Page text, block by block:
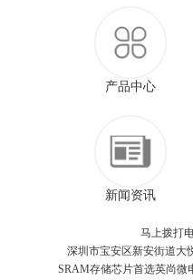
产品中心
新闻资讯
马上拨打
深圳市宝安区新安街道大
SRAM存储芯片首选英尚微